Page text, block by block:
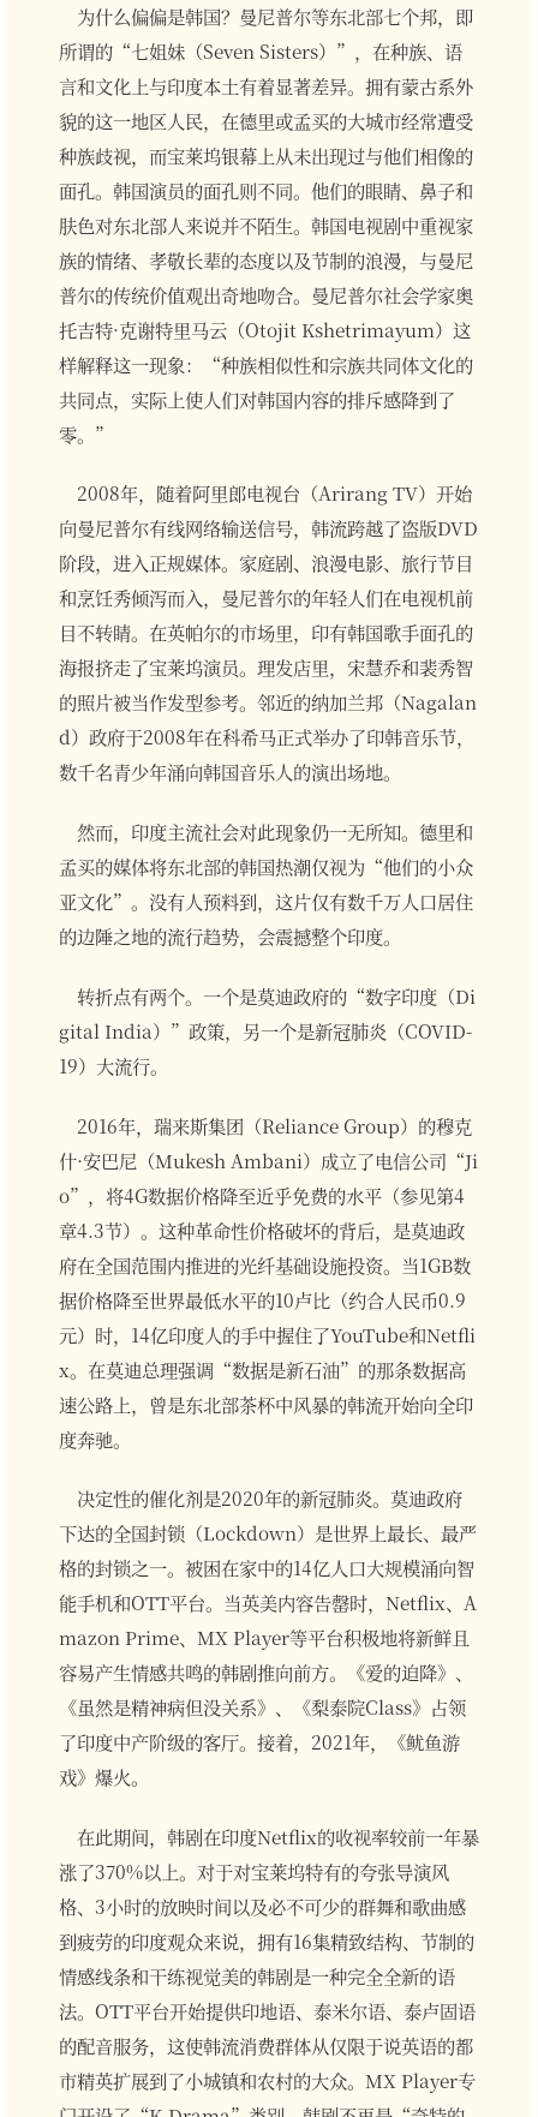
为什么偏偏是韩国？曼尼普尔等东北部七个邦，即
所谓的“七姐妹（Seven Sisters）”，在种族、语
言和文化上与印度本土有着显著差异。拥有蒙古系外
貌的这一地区人民，在德里或孟买的大城市经常遭受
种族歧视，而宝莱坞银幕上从未出现过与他们相像的
面孔。韩国演员的面孔则不同。他们的眼睛、鼻子和
肤色对东北部人来说并不陌生。韩国电视剧中重视家
族的情绪、孝敬长辈的态度以及节制的浪漫，与曼尼
普尔的传统价值观出奇地吻合。曼尼普尔社会学家奥
托吉特·克谢特里马云（Otojit Kshetrimayum）这
样解释这一现象：“种族相似性和宗族共同体文化的
共同点，实际上使人们对韩国内容的排斥感降到了
零。”
2008年，随着阿里郎电视台（Arirang TV）开始
向曼尼普尔有线网络输送信号，韩流跨越了盗版DVD
阶段，进入正规媒体。家庭剧、浪漫电影、旅行节目
和烹饪秀倾泻而入，曼尼普尔的年轻人们在电视机前
目不转睛。在英帕尔的市场里，印有韩国歌手面孔的
海报挤走了宝莱坞演员。理发店里，宋慧乔和裴秀智
的照片被当作发型参考。邻近的纳加兰邦（Nagalan
d）政府于2008年在科希马正式举办了印韩音乐节，
数千名青少年涌向韩国音乐人的演出场地。
然而，印度主流社会对此现象仍一无所知。德里和
孟买的媒体将东北部的韩国热潮仅视为“他们的小众
亚文化”。没有人预料到，这片仅有数千万人口居住
的边陲之地的流行趋势，会震撼整个印度。
转折点有两个。一个是莫迪政府的“数字印度（Di
gital India）”政策，另一个是新冠肺炎（COVID-
19）大流行。
2016年，瑞来斯集团（Reliance Group）的穆克
什·安巴尼（Mukesh Ambani）成立了电信公司“Ji
o”，将4G数据价格降至近乎免费的水平（参见第4
章4.3节）。这种革命性价格破坏的背后，是莫迪政
府在全国范围内推进的光纤基础设施投资。当1GB数
据价格降至世界最低水平的10卢比（约合人民币0.9
元）时，14亿印度人的手中握住了YouTube和Netfli
x。在莫迪总理强调“数据是新石油”的那条数据高
速公路上，曾是东北部茶杯中风暴的韩流开始向全印
度奔驰。
决定性的催化剂是2020年的新冠肺炎。莫迪政府
下达的全国封锁（Lockdown）是世界上最长、最严
格的封锁之一。被困在家中的14亿人口大规模涌向智
能手机和OTT平台。当英美内容告罄时，Netflix、A
mazon Prime、MX Player等平台积极地将新鲜且
容易产生情感共鸣的韩剧推向前方。《爱的迫降》、
《虽然是精神病但没关系》、《梨泰院Class》占领
了印度中产阶级的客厅。接着，2021年，《鱿鱼游
戏》爆火。
在此期间，韩剧在印度Netflix的收视率较前一年暴
涨了370%以上。对于对宝莱坞特有的夸张导演风
格、3小时的放映时间以及必不可少的群舞和歌曲感
到疲劳的印度观众来说，拥有16集精致结构、节制的
情感线条和干练视觉美的韩剧是一种完全全新的语
法。OTT平台开始提供印地语、泰米尔语、泰卢固语
的配音服务，这使韩流消费群体从仅限于说英语的都
市精英扩展到了小城镇和农村的大众。MX Player专